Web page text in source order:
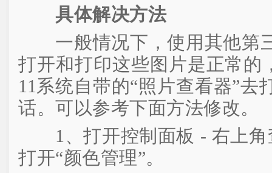
具体解决方法
一般情况下，使用其他第
打开和打印这些图片是正常的
11系统自带的“照片查看器”去
话。可以参考下面方法修改。
1、打开控制面板 - 右上角
打开“颜色管理”。